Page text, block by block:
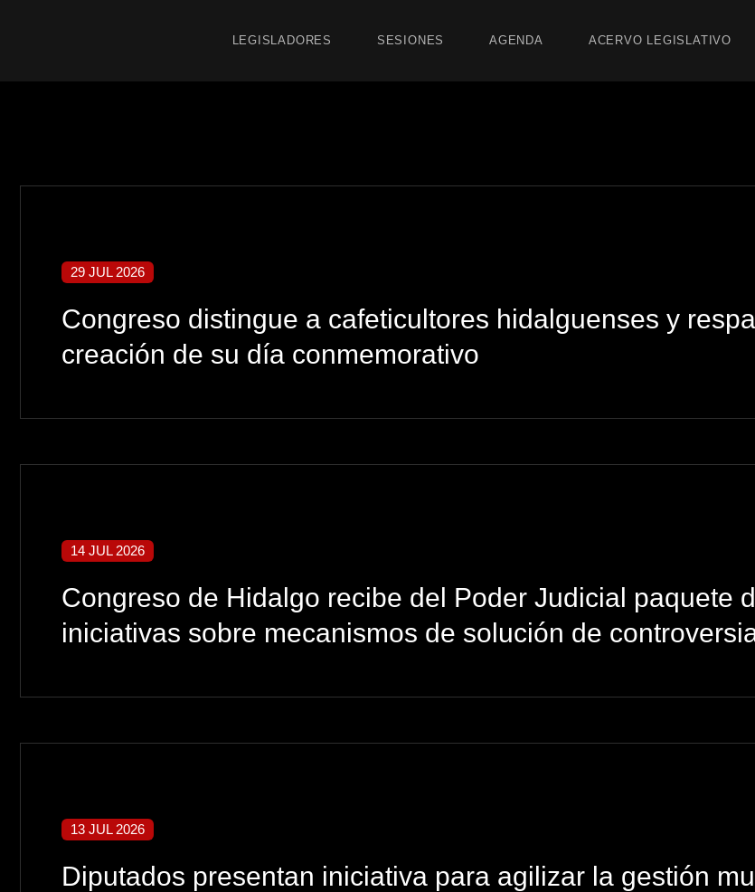
LEGISLADORES SESIONES AGENDA ACERVO LEGISLATIVO
29 JUL 2026
Congreso distingue a cafeticultores hidalguenses y
creación de su día conmemorativo
14 JUL 2026
Congreso de Hidalgo recibe del Poder Judicial paquete
iniciativas sobre mecanismos de solución de
13 JUL 2026
Diputados presentan iniciativa para agilizar la gestión